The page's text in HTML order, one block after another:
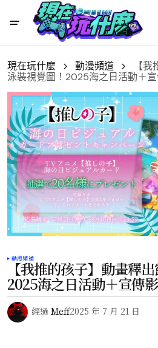
現在玩什麼 動漫頻道
【
泳裝視覺圖！2025海之日活動＋宣
動漫頻道
【我推的孩子】動畫釋
2025海之日活動＋宣傳
經過 Meff2025 年 7 月 21 日